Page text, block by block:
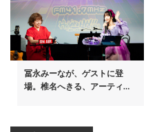
冨永みーなが、ゲストに登
場。椎名へきる、アーティ…